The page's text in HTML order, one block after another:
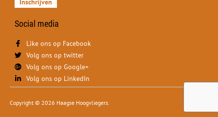
Inschrijven
Social media
Like ons op Facebook
Volg ons op twitter
Volg ons op Google+
Volg ons op LinkedIn
Copyright © 2026 Haagse Hoogvliegers.